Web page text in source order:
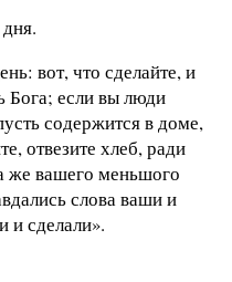
вот, что сделайте, и
Бога; если вы люди
содержится в доме,
отвезите хлеб, ради
же вашего меньшого
слова ваши и
и сделали».